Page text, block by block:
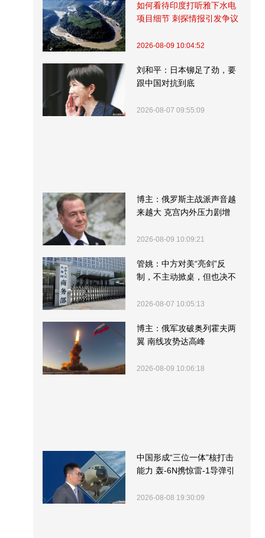
如何看待印度打听雅下水电
项目细节 刺探情报引发争议
2026-08-09 10:04:52
刘和平：日本铆足了劲，要
跟中国对抗到底
2026-08-07 09:55:09
博主：俄罗斯主战派声音越
来越大 克宫内外压力剧增
2026-08-09 10:09:21
管姚：中方对美“亮剑”反
制，不主动掀桌，但也决不
2026-08-07 10:05:13
博主：俄军攻破奥列霍夫两
翼 南线攻势达高峰
2026-08-09 10:06:18
中国形成“三位一体”核打击
能力 轰-6N携惊雷-1导弹引
2026-08-08 19:30:09